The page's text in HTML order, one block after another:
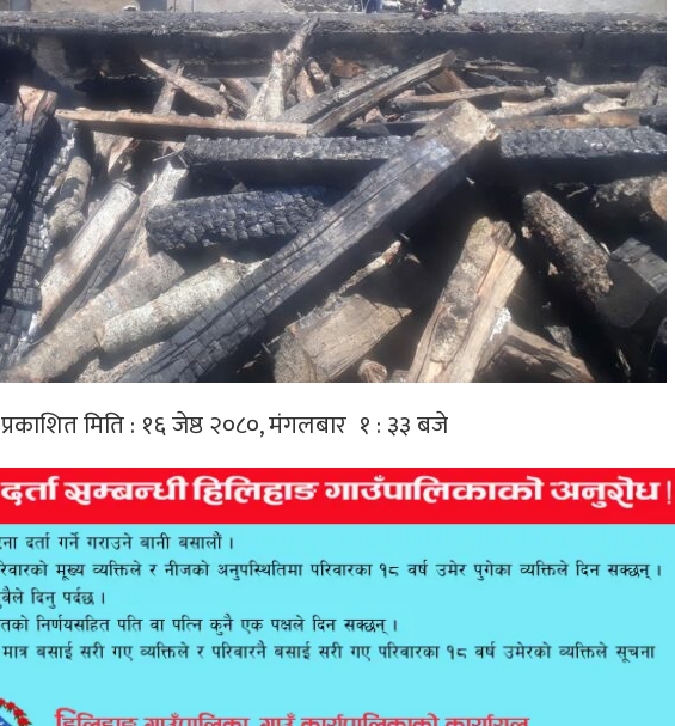
प्रकाशित मिति : १६ जेष्ठ २०८०, मंगलबार १ : ३३ बजे